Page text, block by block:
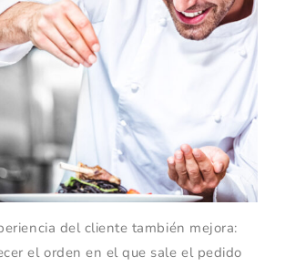
del cliente también mejora:
el orden en el que sale el pedido